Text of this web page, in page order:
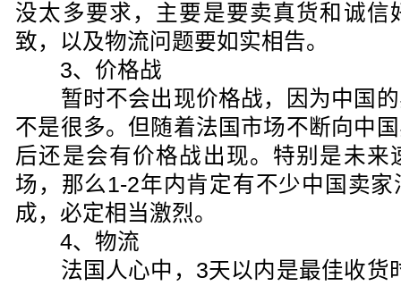
没太多要求，主要是要卖真货和诚信
致，以及物流问题要如实相告。
3、价格战
暂时不会出现价格战，因为中国的
不是很多。但随着法国市场不断向中
后还是会有价格战出现。特别是未来
场，那么1-2年内肯定有不少中国卖
成，必定相当激烈。
4、物流
法国人心中，3天以内是最佳收货